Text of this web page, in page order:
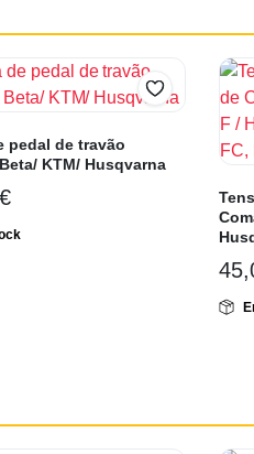
pedal de travão
KTM/ Husqvarna
€